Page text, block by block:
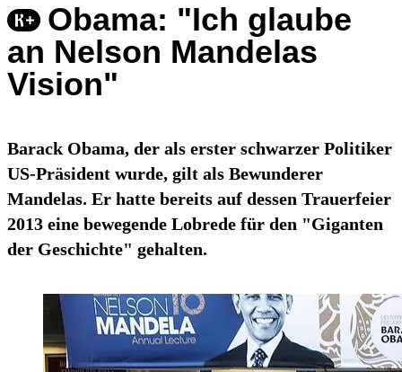
Obama: "Ich glaube
an Nelson Mandelas
Vision"
Barack Obama, der als erster schwarzer Politiker
US-Präsident wurde, gilt als Bewunderer
Mandelas. Er hatte bereits auf dessen Trauerfeier
2013 eine bewegende Lobrede für den "Giganten
der Geschichte" gehalten.